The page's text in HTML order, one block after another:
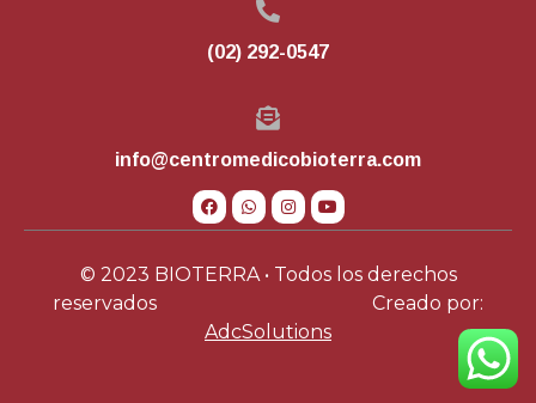
(02) 292-0547
info@centromedicobioterra.com
© 2023 BIOTERRA • Todos los derechos
reservados Creado por:
AdcSolutions